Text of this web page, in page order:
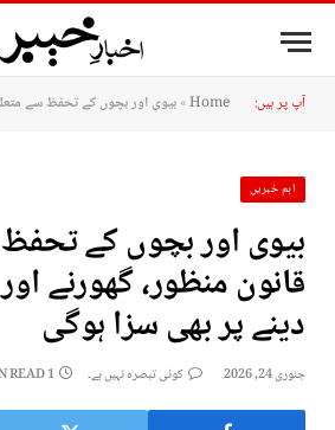
آپ پر ہیں: Home
»بیوی اور بچوں کے تحفظ سے متعلق نیا قانون
اہم خبریں
بیوی اور بچوں کے
قانون منظور، گھورنے
دینے پر بھی سزا ہوگی
جنوری 24, 2026 کوئی تبصرہ نہیں ہے۔ 1 MIN READ